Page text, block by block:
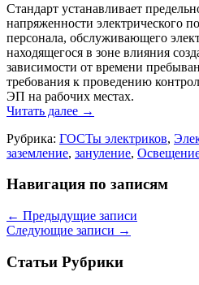
Стандарт устанавливает
напряженности электрического
персонала, обслуживающего
находящегося в зоне влияния
зависимости от времени
требования к проведению
ЭП на рабочих местах.
Читать далее →
Рубрика: ГОСТы электриков,
заземление, зануление,
Навигация по записям
← Предыдущие записи
Следующие записи →
Статьи Рубрики